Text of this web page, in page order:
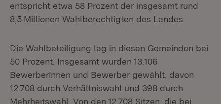
entspricht etwa 58 Prozent der insgesamt rund
8,5 Millionen Wahlberechtigten des Landes.
Die Wahlbeteiligung lag in diesen Gemeinden bei
50 Prozent. Insgesamt wurden 13.106
Bewerberinnen und Bewerber gewählt, davon
12.708 durch Verhältniswahl und 398 durch
Mehrheitswahl. Von den 12.708 Sitzen, die bei